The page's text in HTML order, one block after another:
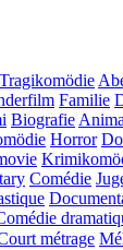
Tragikomödie
Familie
Biografie
Horror
Comédie
métrage